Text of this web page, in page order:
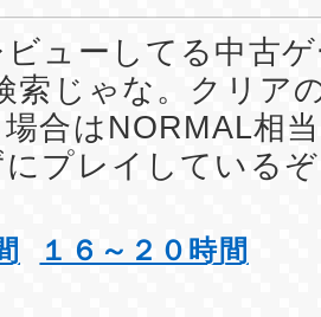
ューしてる中古
索じゃな。クリア
合はNORMAL相
プレイしている
１６～２０時間